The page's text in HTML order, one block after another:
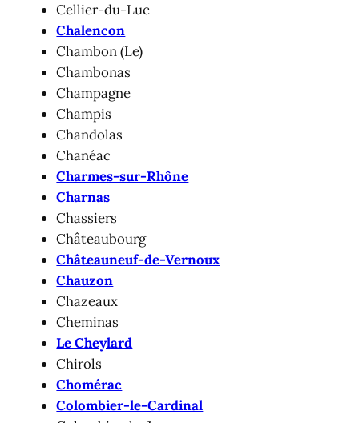
Cellier-du-Luc
Chalencon
Chambon (Le)
Chambonas
Champagne
Champis
Chandolas
Chanéac
Charmes-sur-Rhône
Charnas
Chassiers
Châteaubourg
Châteauneuf-de-Vernoux
Chauzon
Chazeaux
Cheminas
Le Cheylard
Chirols
Chomérac
Colombier-le-Cardinal